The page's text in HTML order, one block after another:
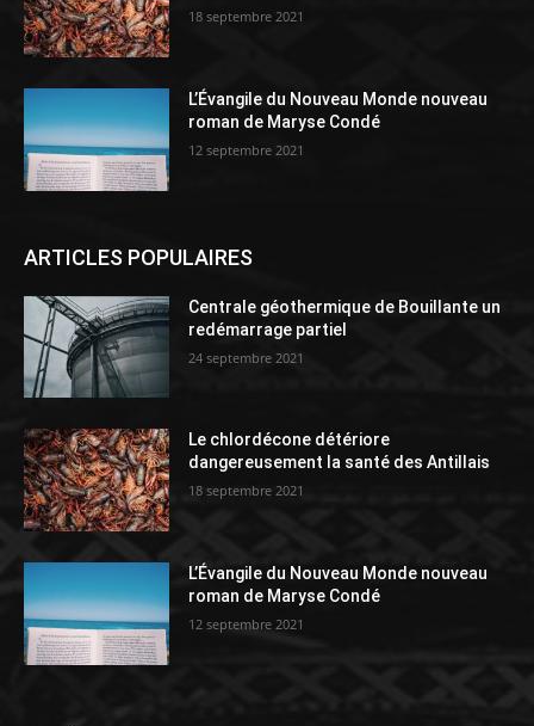
18 septembre 2021
L’Évangile du Nouveau Monde nouveau
roman de Maryse Condé
12 septembre 2021
ARTICLES POPULAIRES
Centrale géothermique de Bouillante un
redémarrage partiel
24 septembre 2021
Le chlordécone détériore
dangereusement la santé des Antillais
18 septembre 2021
L’Évangile du Nouveau Monde nouveau
roman de Maryse Condé
12 septembre 2021